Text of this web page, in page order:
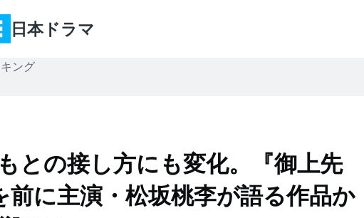
日本ドラマ
ング
との接し方にも変化。『御上先
前に主演・松坂桃李が語る作品か